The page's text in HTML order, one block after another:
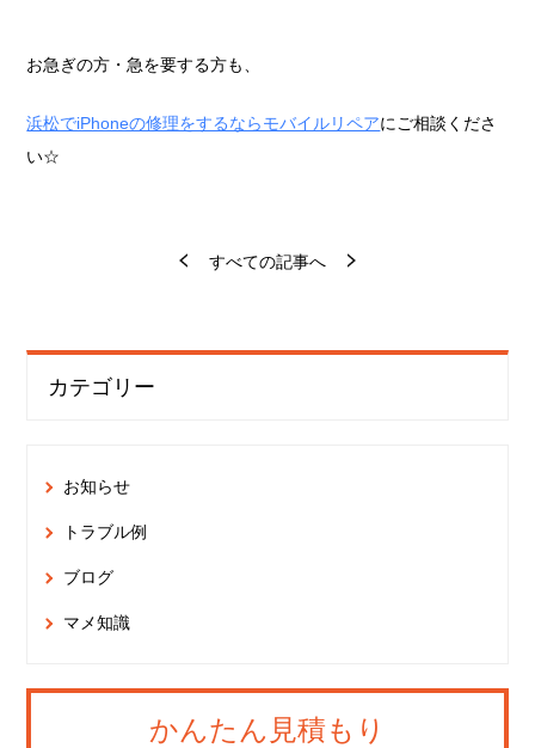
お急ぎの方・急を要する方も、
浜松でiPhoneの修理をするならモバイルリペアにご相談くださ
い☆
すべての記事へ
カテゴリー
お知らせ
トラブル例
ブログ
マメ知識
かんたん見積もり